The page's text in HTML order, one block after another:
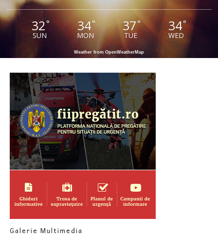
32°
SUN
34°
MON
37°
TUE
34°
WED
Weather from OpenWeatherMap
Galerie Multimedia